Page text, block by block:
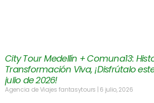
City Tour Medellín + Comuna13:
Transformación Viva, ¡Disfrútalo
julio de 2026!
Agencia de Viajes fantasytours 6 julio, 2026